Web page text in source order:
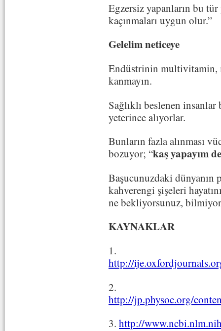
Egzersiz yapanların bu
kaçınmaları uygun olur.”
Gelelim neticeye
Endüstrinin multivitamin,
kanmayın.
Sağlıklı beslenen
yeterince alıyorlar.
Bunların fazla alınması
bozuyor; “kaş yapayım
Başucunuzdaki dünyanın
kahverengi şişeleri
ne bekliyorsunuz,
KAYNAKLAR
1.
http://
2.
http://jp.physoc.org/
3. http://